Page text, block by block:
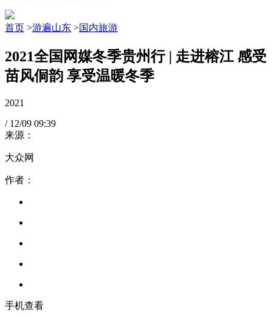
首页 >游遍山东 >国内旅游
2021全国网媒冬季贵州行 | 走进榕江 感受
苗风侗韵 享受温暖冬季
2021
/ 12/09 09:39
来源：
大众网
作者：
手机查看